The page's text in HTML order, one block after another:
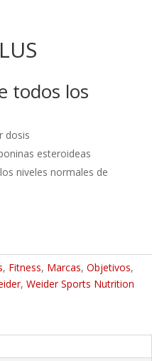
todos los
dosis
esteroideas
niveles normales de
, Fitness, Marcas, Objetivos,
, Weider Sports Nutrition